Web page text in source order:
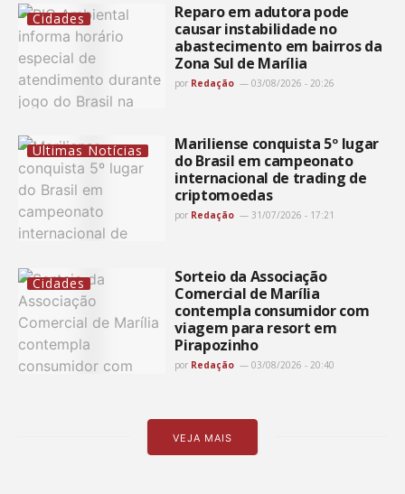
Cidades
Reparo em adutora pode
causar instabilidade no
abastecimento em bairros da
Zona Sul de Marília
por Redação 03/08/2026 - 20:26
Últimas Notícias
Mariliense conquista 5º lugar
do Brasil em campeonato
internacional de trading de
criptomoedas
por Redação 31/07/2026 - 17:21
Cidades
Sorteio da Associação
Comercial de Marília
contempla consumidor com
viagem para resort em
Pirapozinho
por Redação 03/08/2026 - 20:40
VEJA MAIS